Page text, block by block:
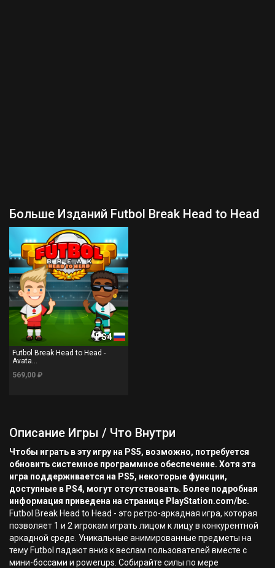
Больше Изданий Futbol Break Head to Head
PS4
Futbol Break Head to Head -
Avata...
569,00 ₽
Описание Игры / Что Внутри
Чтобы играть в эту игру на PS5, возможно, потребуется
обновить системное программное обеспечение. Хотя эта
игра поддерживается на PS5, некоторые функции,
доступные в PS4, могут отсутствовать. Более подробная
информация приведена на странице PlayStation.com/bc.
Futbol Break Head to Head - это ретро-аркадная игра, которая
позволяет 1 и 2 игрокам играть лицом к лицу в конкурентной
аркадной среде. Уникальные анимированные предметы на
тему Futbol падают вниз к веслам пользователей вместе с
мини-боссами и powerups. Собирайте силы по мере